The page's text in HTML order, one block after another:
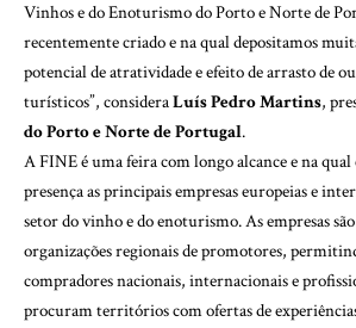
Vinhos e do Enoturismo do Porto e Norte de
recentemente criado e na qual depositamos
potencial de atratividade e efeito de arrasto de
turísticos”, consideraLuís Pedro Martins,
do Porto e Norte de Portugal.
A FINE é uma feira com longo alcance e na
presença as principais empresas europeias e
setor do vinho e do enoturismo. As empresas
organizações regionais de promotores,
compradores nacionais, internacionais e
procuram territórios com ofertas de